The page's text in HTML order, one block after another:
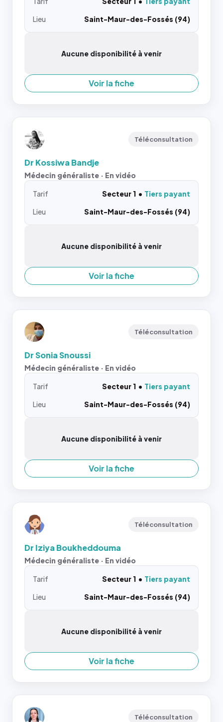
Lieu
Saint-Maur-des-Fossés (94)
Aucune disponibilité à venir
Voir la fiche
Téléconsultation
Dr Kossiwa Bandje
Médecin généraliste · En vidéo
Tarif Secteur 1
Tiers payant
Lieu
Saint-Maur-des-Fossés (94)
Aucune disponibilité à venir
Voir la fiche
Téléconsultation
Dr Sonia Snoussi
Médecin généraliste · En vidéo
Tarif Secteur 1
Tiers payant
Lieu
Saint-Maur-des-Fossés (94)
Aucune disponibilité à venir
Voir la fiche
Téléconsultation
Dr Iziya Boukheddouma
Médecin généraliste · En vidéo
Tarif Secteur 1
Tiers payant
Lieu
Saint-Maur-des-Fossés (94)
Aucune disponibilité à venir
Voir la fiche
Téléconsultation